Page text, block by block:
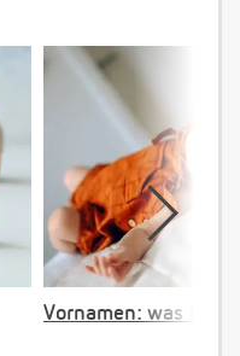
Vornamen: was ist